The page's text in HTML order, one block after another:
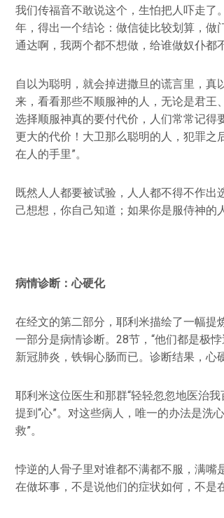
我们传福音不敢说这个，生怕把人吓走了
年，得出一个结论：做信徒比较划算，做
通达啊，我两个都不想做，给谁做奴仆都
自以为聪明，就会掉进撒旦的谎言里，
来，看看那些不顺服神的人，无论是君王
选择顺服神真的要付代价，人们常常记得
更大的代价！大卫那么聪明的人，犯罪之
在人的手里”。
既然人人都要被试验，人人都不得不作出
己想想，你自己知道；如果你是服侍神的
病情诊断：心硬化
在经文的第二部分，耶利米描绘了一幅提
一部分是病情诊断。28节，“他们都是极
新冠肺炎，铁铜心肠而已。诊断结果，心
耶利米这位医生和那群“轻轻忽忽地医治
提到“心”。对这些病人，唯一的办法是洗
救”。
悖逆的人骨子里对谁都不满都不服，满嘴
在做坏事，不是说他们的症状如何，不是